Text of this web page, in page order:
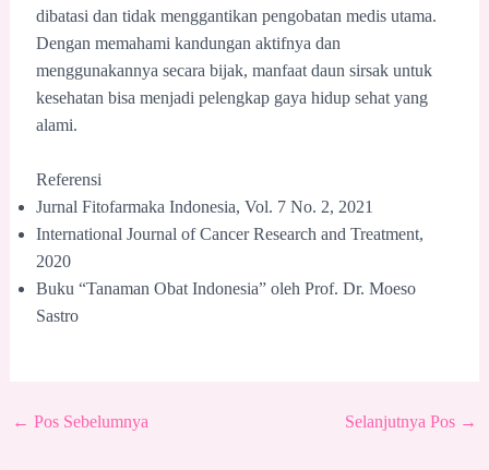
dibatasi dan tidak menggantikan pengobatan medis utama.
Dengan memahami kandungan aktifnya dan
menggunakannya secara bijak, manfaat daun sirsak untuk
kesehatan bisa menjadi pelengkap gaya hidup sehat yang
alami.
Referensi
Jurnal Fitofarmaka Indonesia, Vol. 7 No. 2, 2021
International Journal of Cancer Research and Treatment,
2020
Buku “Tanaman Obat Indonesia” oleh Prof. Dr. Moeso
Sastro
← Pos Sebelumnya Selanjutnya Pos →